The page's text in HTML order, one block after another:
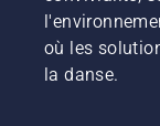
où les
la danse.